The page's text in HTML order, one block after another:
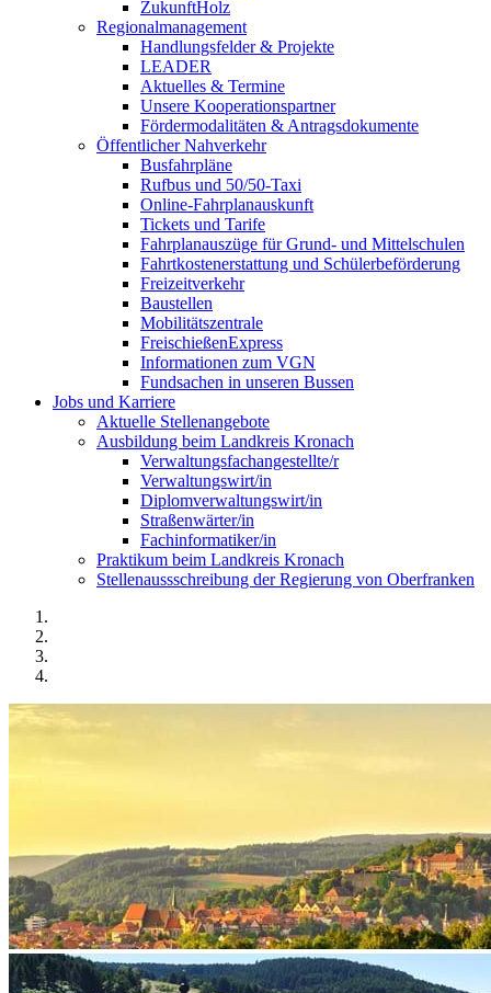
ZukunftHolz
Regionalmanagement
Handlungsfelder & Projekte
LEADER
Aktuelles & Termine
Unsere Kooperationspartner
Fördermodalitäten & Antragsdokumente
Öffentlicher Nahverkehr
Busfahrpläne
Rufbus und 50/50-Taxi
Online-Fahrplanauskunft
Tickets und Tarife
Fahrplanauszüge für Grund- und Mittelschulen
Fahrtkostenerstattung und Schülerbeförderung
Freizeitverkehr
Baustellen
Mobilitätszentrale
FreischießenExpress
Informationen zum VGN
Fundsachen in unseren Bussen
Jobs und Karriere
Aktuelle Stellenangebote
Ausbildung beim Landkreis Kronach
Verwaltungsfachangestellte/r
Verwaltungswirt/in
Diplomverwaltungswirt/in
Straßenwärter/in
Fachinformatiker/in
Praktikum beim Landkreis Kronach
Stellenaussschreibung der Regierung von Oberfranken